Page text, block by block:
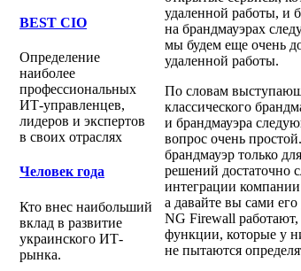
BEST CIO
Определение
наиболее
профессиональных
ИТ-управленцев,
лидеров и экспертов
в своих отраслях
Человек года
Кто внес наибольший
вклад в развитие
украинского ИТ-
рынка.
удаленной работы, и
на брандмауэрах
мы будем еще очень
удаленной работы.
По словам
классического
и брандмауэра
вопрос очень
брандмауэр только
решений достаточно
интеграции
а давайте вы сами
NG Firewall
функции, которые у
не пытаются